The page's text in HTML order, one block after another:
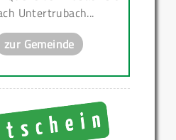
Untertrubach...
zur Gemeinde